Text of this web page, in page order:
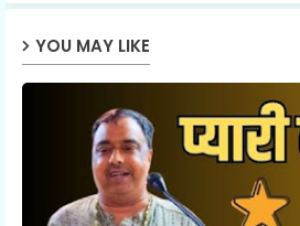
YOU MAY LIKE